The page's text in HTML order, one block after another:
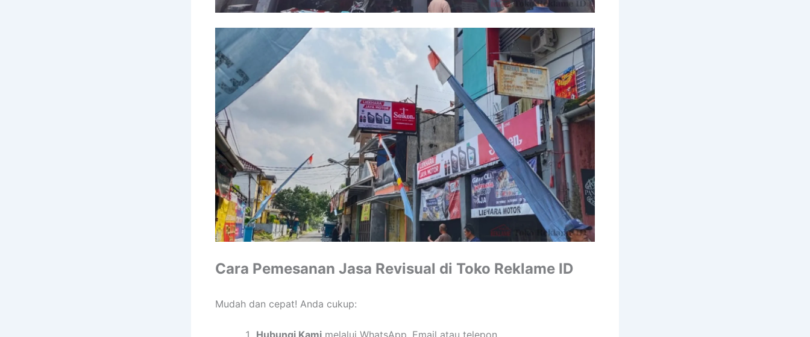
Cara Pemesanan Jasa Revisual di Toko Reklame ID
Mudah dan cepat! Anda cukup: